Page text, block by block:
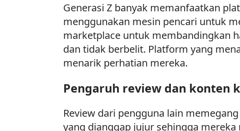
Generasi Z banyak memanfaatkan
menggunakan mesin pencari untuk
marketplace untuk membandingkan
dan tidak berbelit. Platform yang
menarik perhatian mereka.
Pengaruh review dan konten
Review dari pengguna lain
yang dianggap jujur sehingga